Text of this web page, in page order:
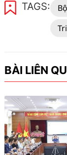
TAGS:
BÀI LIÊN